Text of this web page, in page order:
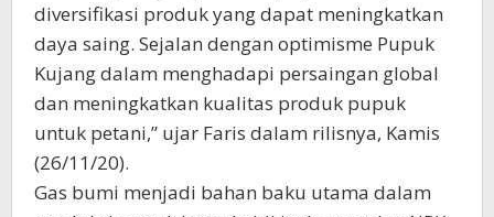
diversifikasi produk yang dapat meningkatkan
daya saing. Sejalan dengan optimisme Pupuk
Kujang dalam menghadapi persaingan global
dan meningkatkan kualitas produk pupuk
untuk petani,” ujar Faris dalam rilisnya, Kamis
(26/11/20).
Gas bumi menjadi bahan baku utama dalam